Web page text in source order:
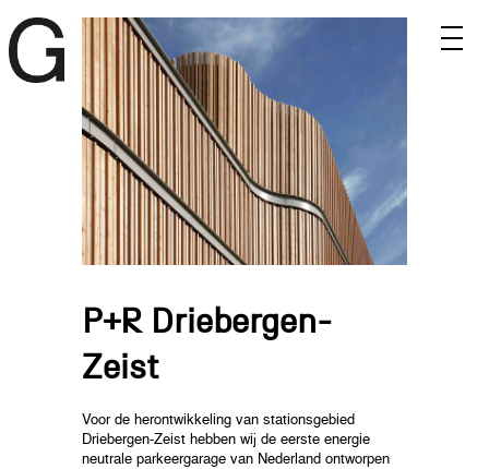
P+R Driebergen-
Zeist
Voor de herontwikkeling van stationsgebied
Driebergen-Zeist hebben wij de eerste energie
neutrale parkeergarage van Nederland ontworpen